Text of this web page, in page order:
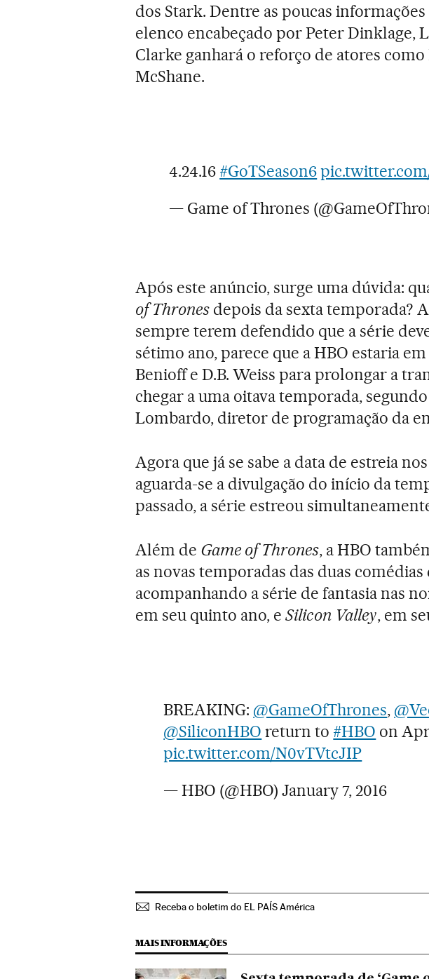
dos Stark. Dentre as poucas
elenco encabeçado por Peter Dinklage,
Clarke ganhará o reforço de atores
McShane.
4.24.16 #GoTSeason6
— Game of Thrones
Após este anúncio, surge uma dúvida:
of Thrones depois da sexta temporada?
sempre terem defendido que a série
sétimo ano, parece que a HBO estaria
Benioff e D.B. Weiss para prolongar a
chegar a uma oitava temporada,
Lombardo, diretor de programação da
Agora que já se sabe a data de estreia nos
aguarda-se a divulgação do início da
passado, a série estreou
Além de Game of Thrones, a HBO
as novas temporadas das duas comédias
acompanhando a série de fantasia nas
em seu quinto ano, e Silicon Valley, em
BREAKING: @GameOfThrones,
@SiliconHBO return to #HBO on
pic.twitter.com/N0vTVtcJIP
— HBO (@HBO)January 7, 2016
Receba o boletim do EL PAÍS América
MAIS INFORMAÇÕES